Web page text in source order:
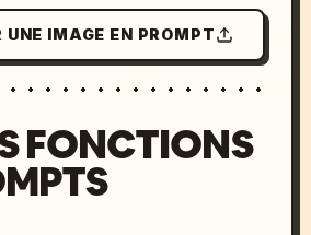
UNE IMAGE EN PROMPT
FONCTIONS